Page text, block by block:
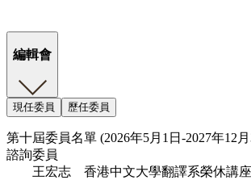
編輯會
現任委員 歷任委員
第十屆委員名單 (2026年5月1日-2027年12
諮詢委員
王宏志 香港中文大學翻譯系榮休講